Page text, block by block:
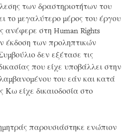
των δραστηριοτήτων του
το μεγαλύτερο μέρος του έργου
στη Human Rights
έκδοση των προληπτικών
δεν εξέτασε τις
που είχε υποβάλλει στην
του εάν και κατά
Κω είχε δικαιοδοσία στο
παρουσιάστηκε ενώπιον